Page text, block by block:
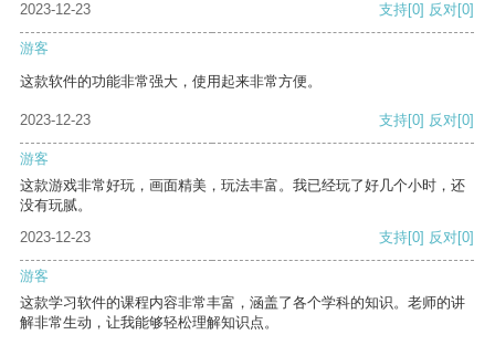
2023-12-23
支持[0] 反对[0]
游客
这款软件的功能非常强大，使用起来非常方便。
2023-12-23 支持[0] 反对[0]
游客
这款游戏非常好玩，画面精美，玩法丰富。我已经玩了好几个小时，还
没有玩腻。
2023-12-23
支持[0] 反对[0]
游客
这款学习软件的课程内容非常丰富，涵盖了各个学科的知识。老师的讲
解非常生动，让我能够轻松理解知识点。